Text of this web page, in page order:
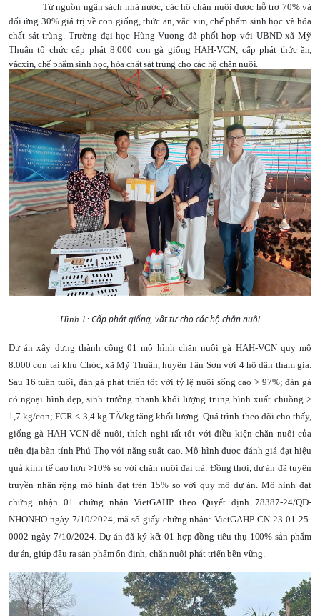
Từ nguồn ngân sách nhà nước, các hộ chăn nuôi được hỗ trợ 70% và
đối ứng 30% giá trị về con giống, thức ăn, vắc xin, chế phẩm sinh học và hóa
chất sát trùng. Trường đại học Hùng Vương đã phối hợp với UBND xã Mỹ
Thuận tổ chức cấp phát 8.000 con gà giống HAH-VCN, cấp phát thức ăn,
vắcxin, chế phẩm sinh học, hóa chất sát trùng cho các hộ chăn nuôi.
Hình 1: Cấp phát giống, vật tư cho các hộ chăn nuôi
Dự án xây dựng thành công 01 mô hình chăn nuôi gà HAH-VCN quy mô
8.000 con tại khu Chóc, xã Mỹ Thuận, huyện Tân Sơn với 4 hộ dân tham gia.
Sau 16 tuần tuổi, đàn gà phát triển tốt với tỷ lệ nuôi sống cao > 97%; đàn gà
có ngoại hình đẹp, sinh trưởng nhanh khối lượng trung bình xuất chuồng >
1,7 kg/con; FCR < 3,4 kg TĂ/kg tăng khối lượng. Quá trình theo dõi cho thấy,
giống gà HAH-VCN dễ nuôi, thích nghi rất tốt với điều kiện chăn nuôi của
trên địa bàn tỉnh Phú Thọ với năng suất cao. Mô hình được đánh giá đạt hiệu
quả kinh tế cao hơn >10% so với chăn nuôi đại trà. Đồng thời, dự án đã tuyên
truyền nhân rộng mô hình đạt trên 15% so với quy mô dự án. Mô hình đạt
chứng nhận 01 chứng nhận VietGAHP theo Quyết định 78387-24/QĐ-
NHONHO ngày 7/10/2024, mã số giấy chứng nhận: VietGAHP-CN-23-01-25-
0002 ngày 7/10/2024.Dự án đã ký kết 01 hợp đồng tiêu thụ 100% sản phẩm
dự án, giúp đầu ra sản phẩm ổn định, chăn nuôi phát triển bền vững.